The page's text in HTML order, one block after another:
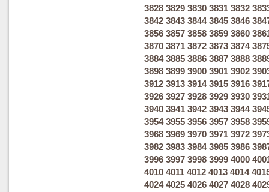
3828 3829 3830 3831 3832
3842 3843 3844 3845 3846
3856 3857 3858 3859 3860
3870 3871 3872 3873 3874
3884 3885 3886 3887 3888
3898 3899 3900 3901 3902
3912 3913 3914 3915 3916
3926 3927 3928 3929 3930
3940 3941 3942 3943 3944
3954 3955 3956 3957 3958
3968 3969 3970 3971 3972
3982 3983 3984 3985 3986
3996 3997 3998 3999 4000
4010 4011 4012 4013 4014
4024 4025 4026 4027 4028